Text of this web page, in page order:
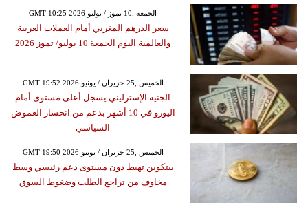
GMT 10:25 2026 الجمعة ,10 تموز / يوليو
سعر الدرهم المغربي أمام العملات العربية
والعالمية اليوم الجمعة 10 يوليو/ تموز 2026
GMT 19:52 2026 الخميس ,25 حزيران / يونيو
الجنيه الإسترليني يسجل أعلى مستوى أمام
اليورو في 10 أشهر بدعم من انحسار الغموض
السياسي
GMT 19:50 2026 الخميس ,25 حزيران / يونيو
بيتكوين تهبط دون مستوى دعم رئيسي وسط
مخاوف من تراجع الطلب وضغوط السوق